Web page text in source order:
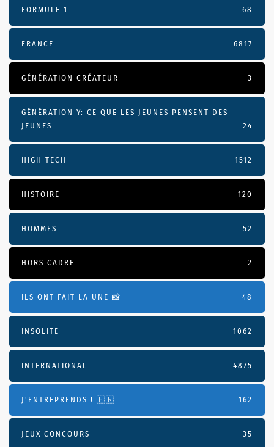
FORMULE 1 68
FRANCE 6817
GÉNÉRATION CRÉATEUR 3
GÉNÉRATION Y: CE QUE LES JEUNES PENSENT DES
JEUNES
24
HIGH TECH 1512
HISTOIRE 120
HOMMES 52
HORS CADRE 2
ILS ONT FAIT LA UNE 📸 48
INSOLITE 1062
INTERNATIONAL 4875
J'ENTREPRENDS ! 🇫🇷 162
JEUX CONCOURS 35